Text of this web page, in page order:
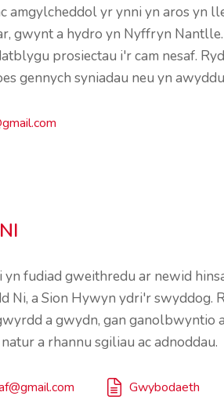
amgylcheddol yr ynni yn aros yn
gwynt a hydro yn Nyffryn
prosiectau i'r cam nesaf.
gennych syniadau neu yn
yn fudiad gweithredu ar newid
Ni, a Sion Hywyn ydri'r swyddog.
a gwydn, gan ganolbwyntio
a rhannu sgiliau ac adnoddau.
Gwybodaeth